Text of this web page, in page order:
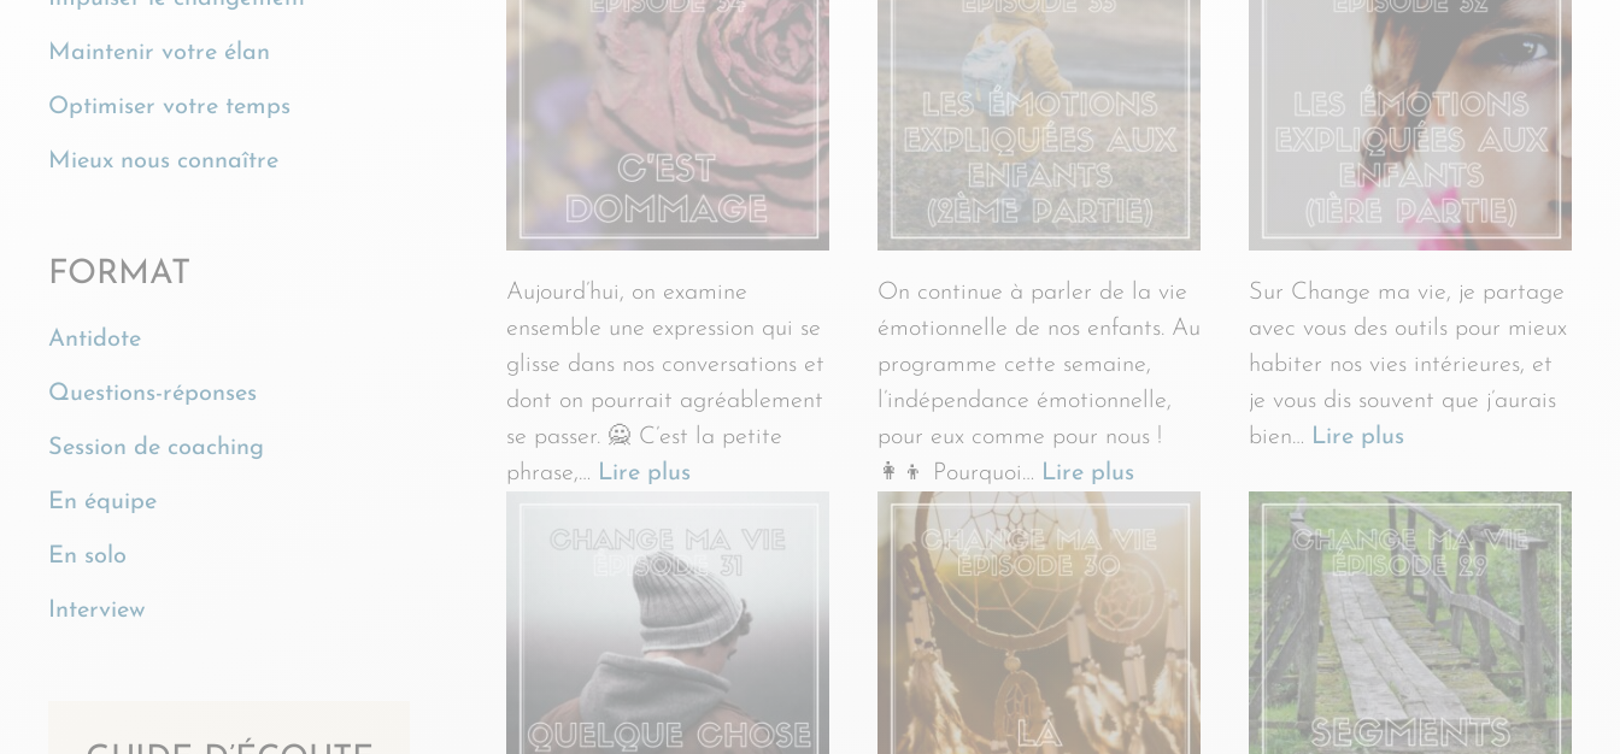
Maintenir votre élan
Optimiser votre temps
Mieux nous connaître
FORMAT
Antidote
Questions-réponses
Session de coaching
En équipe
En solo
Interview
Aujourd’hui, on examine
ensemble une expression qui se
glisse dans nos conversations et
dont on pourrait agréablement
se passer. 🙅 C’est la petite
phrase,… Lire plus
On continue à parler de la vie
émotionnelle de nos enfants. Au
programme cette semaine,
l’indépendance émotionnelle,
pour eux comme pour nous !
👩‍👦 Pourquoi… Lire plus
Sur Change ma vie, je partage
avec vous des outils pour mieux
habiter nos vies intérieures, et
je vous dis souvent que j’aurais
bien… Lire plus